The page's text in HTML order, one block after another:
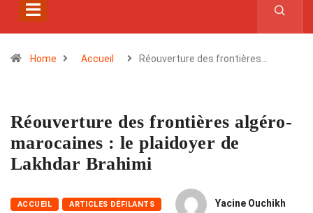
Home Accueil Réouverture des frontières…
Réouverture des frontières algéro-
marocaines : le plaidoyer de
Lakhdar Brahimi
ACCUEIL ARTICLES DÉFILANTS Yacine Ouchikh